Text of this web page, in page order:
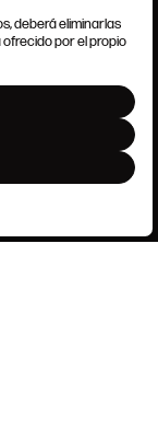
deberá eliminarlas
por el propio